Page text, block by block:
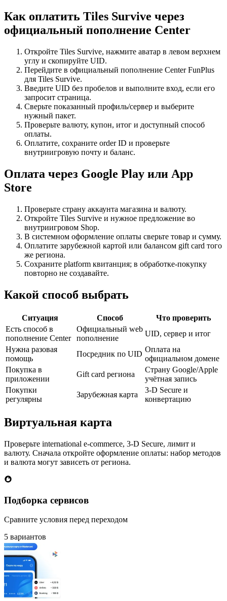
Как оплатить Tiles Survive через
официальный пополнение Center
Откройте Tiles Survive, нажмите аватар в левом верхнем
углу и скопируйте UID.
Перейдите в официальный пополнение Center FunPlus
для Tiles Survive.
Введите UID без пробелов и выполните вход, если его
запросит страница.
Сверьте показанный профиль/сервер и выберите
нужный пакет.
Проверьте валюту, купон, итог и доступный способ
оплаты.
Оплатите, сохраните order ID и проверьте
внутриигровую почту и баланс.
Оплата через Google Play или App
Store
Проверьте страну аккаунта магазина и валюту.
Откройте Tiles Survive и нужное предложение во
внутриигровом Shop.
В системном оформление оплаты сверьте товар и сумму.
Оплатите зарубежной картой или балансом gift card того
же региона.
Сохраните platform квитанция; в обработке-покупку
повторно не создавайте.
Какой способ выбрать
Ситуация Способ
Что проверить
Есть способ в
пополнение Center
Официальный web
пополнение
UID, сервер и итог
Нужна разовая
помощь
Посредник по UID
Оплата на
официальном домене
Покупка в
приложении
Gift card региона
Страну Google/Apple
учётная запись
Покупки
регулярны
Зарубежная карта
3-D Secure и
конвертацию
Виртуальная карта
Проверьте international e-commerce, 3-D Secure, лимит и
валюту. Сначала откройте оформление оплаты: набор методов
и валюта могут зависеть от региона.
Подборка сервисов
Сравните условия перед переходом
5 вариантов